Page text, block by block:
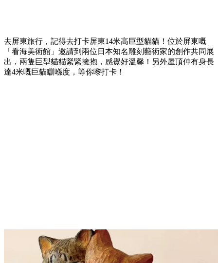
去屏東旅行，記得去打卡屏東14米高巨型貓貓！位於屏東嘅
「看海美術館」邀請到兩位日本知名雕刻藝術家的創作共同展
出，兩隻巨型貓貓緊緊擁抱，感覺好溫馨！另外屋頂仲有身長
達4米嘅巨貓瞓喺度，等你嚟打卡！